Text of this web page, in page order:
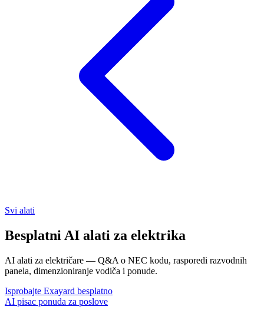
Svi alati
Besplatni AI alati za elektrika
AI alati za električare — Q&A o NEC kodu, rasporedi razvodnih
panela, dimenzioniranje vodiča i ponude.
Isprobajte Exayard besplatno
AI pisac ponuda za poslove